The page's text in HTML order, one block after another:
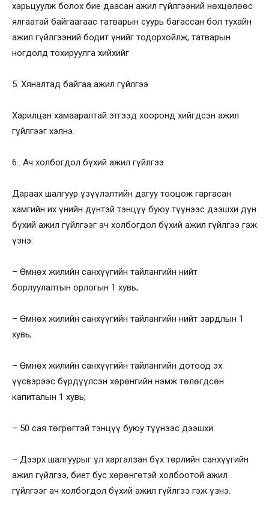
харьцуулж болох бие даасан ажил гүйлгээний нөхцөлөөс
ялгаатай байгаагаас татварын суурь багассан бол тухайн
ажил гүйлгээний бодит үнийг тодорхойлж, татварын
ногдолд тохируулга хийхийг
5. Хяналтад байгаа ажил гүйлгээ
Харилцан хамааралтай этгээд хооронд хийгдсэн ажил
гүйлгээг хэлнэ.
6.. Ач холбогдол бүхий ажил гүйлгээ
Дараах шалгуур үзүүлэлтийн дагуу тооцож гаргасан
хамгийн их үнийн дүнтэй тэнцүү буюу түүнээс дээшхи дүн
бүхий ажил гүйлгээг ач холбогдол бүхий ажил гүйлгээ гэж
үзнэ:
– Өмнөх жилийн санхүүгийн тайлангийн нийт
борлуулалтын орлогын 1 хувь;
– Өмнөх жилийн санхүүгийн тайлангийн нийт зардлын 1
хувь;
– Өмнөх жилийн санхүүгийн тайлангийн дотоод эх
үүсвэрээс бүрдүүлсэн хөрөнгийн нэмж төлөгдсөн
капиталын 1 хувь;
– 50 сая төгрөгтэй тэнцүү буюу түүнээс дээшхи
– Дээрх шалгуурыг үл харгалзан бүх төрлийн санхүүгийн
ажил гүйлгээ, биет бус хөрөнгөтэй холбоотой ажил
гүйлгээг ач холбогдол бүхий ажил гүйлгээ гэж үзнэ.